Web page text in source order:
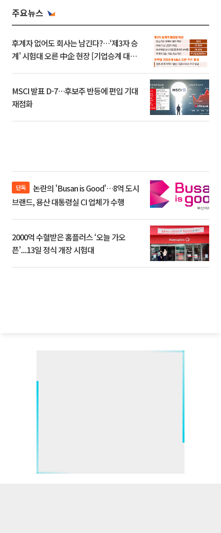
주요뉴스
후계자 없어도 회사는 남긴다?…‘제3자 승
계’ 시험대 오른 中企 현장 [기업승계 대전
MSCI 발표 D-7…후보주 반등에 편입 기대
재점화
단독
브랜드, 용산 대통령실 CI 업체가 수행
2000억 수혈받은 홈플러스 ‘오늘 가오
픈’...13일 정식 개장 시험대